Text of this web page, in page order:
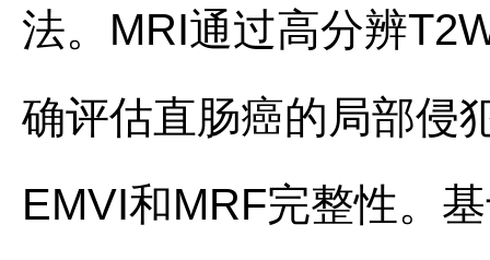
法。MRI通过高分辨
确评估直肠癌的局部侵
EMVI和MRF完整性。